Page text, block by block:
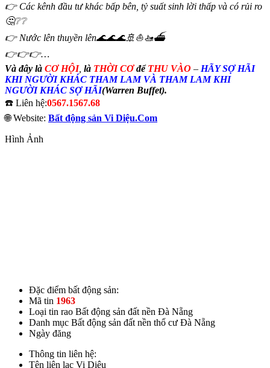
👉 Các kênh đầu tư khác bấp bên, tỷ suất sinh lời thấp và có rủi ro
🤔❔❔
👉 Nước lên thuyền lên🌊🌊🌊🚢⛵🚤⛴
👉👉👉…
Và đây là CƠ HỘI, là THỜI CƠ để THU VÀO – HÃY SỢ HÃI
KHI NGƯỜI KHÁC THAM LAM VÀ THAM LAM KHI
NGƯỜI KHÁC SỢ HÃI(Warren Buffet).
☎️ Liên hệ:0567.1567.68
🌐 Website: Bất động sản Vi Diệu.Com
Hình Ảnh
Đặc điểm bất động sản:
Mã tin 1963
Loại tin rao Bất động sản đất nền Đà Nẵng
Danh mục Bất động sản đất nền thổ cư Đà Nẵng
Ngày đăng
Thông tin liên hệ:
Tên liên lạc Vi Diệu